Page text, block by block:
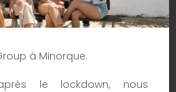
à Minorque.
après le lockdown, nous